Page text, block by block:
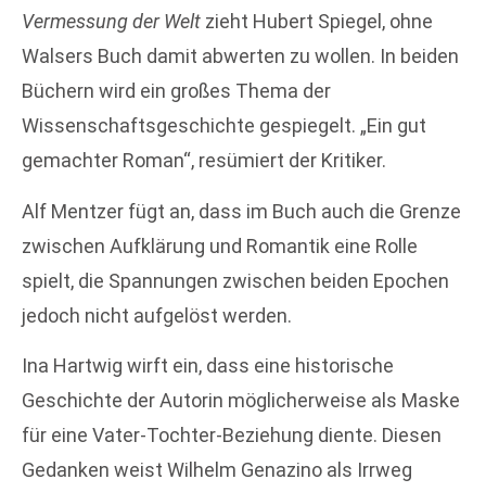
Vermessung der Welt zieht Hubert Spiegel, ohne
Walsers Buch damit abwerten zu wollen. In beiden
Büchern wird ein großes Thema der
Wissenschaftsgeschichte gespiegelt. „Ein gut
gemachter Roman“, resümiert der Kritiker.
Alf Mentzer fügt an, dass im Buch auch die Grenze
zwischen Aufklärung und Romantik eine Rolle
spielt, die Spannungen zwischen beiden Epochen
jedoch nicht aufgelöst werden.
Ina Hartwig wirft ein, dass eine historische
Geschichte der Autorin möglicherweise als Maske
für eine Vater-Tochter-Beziehung diente. Diesen
Gedanken weist Wilhelm Genazino als Irrweg